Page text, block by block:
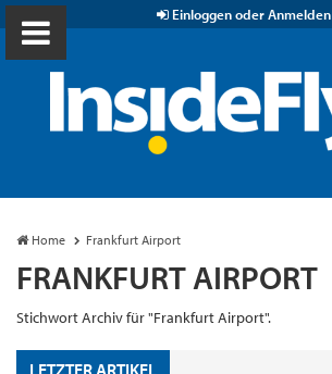
Einloggen oder Anmelden
Home Frankfurt Airport
FRANKFURT AIRPORT
Stichwort Archiv für "Frankfurt Airport".
LETZTER ARTIKEL